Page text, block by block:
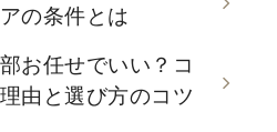
の条件とは
お任せでいい？コ
由と選び方のコツ